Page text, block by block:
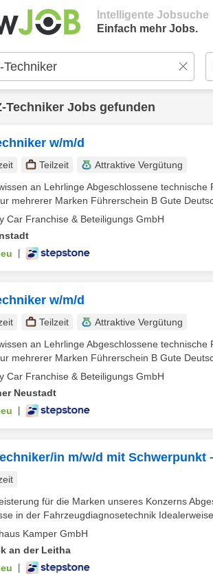
Intelligente Jobsuche
Einfach mehr Jobs.
Techniker Jobs gefunden
w/m/d
Teilzeit
Attraktive Vergütung
an Lehrlinge Abgeschlossene
mehrerer Marken Führerschein B Gute
Car Franchise & Beteiligungs GmbH
w/m/d
Teilzeit
Attraktive Vergütung
an Lehrlinge Abgeschlossene
mehrerer Marken Führerschein B Gute
Car Franchise & Beteiligungs GmbH
Neustadt
in m/w/d mit
für die Marken unseres Konzerns
in der Fahrzeugdiagnosetechnik Idealerweise
Kamper GmbH
an der Leitha